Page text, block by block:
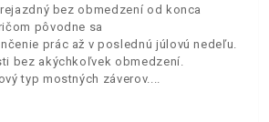
bez obmedzení od konca
pôvodne sa
prác až v poslednú júlovú nedeľu.
bez akýchkoľvek obmedzení.
typ mostných záverov.